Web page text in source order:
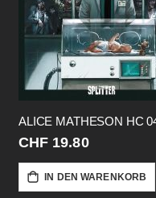
CHF 19.80
IN DEN WARENKORB